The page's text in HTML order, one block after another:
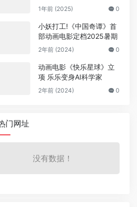
1年前 (2025) 0
小妖打工!《中国奇谭》首
部动画电影定档2025暑期
2年前 (2024) 0
动画电影《快乐星球》立
项 乐乐变身AI科学家
2年前 (2024) 0
门网址
没有数据！